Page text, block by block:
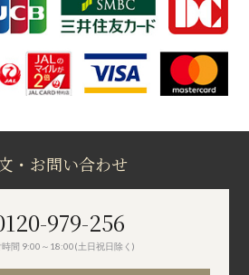
・お問い合わせ
979-256
時間 9:00～18:00(土日祝日除く)